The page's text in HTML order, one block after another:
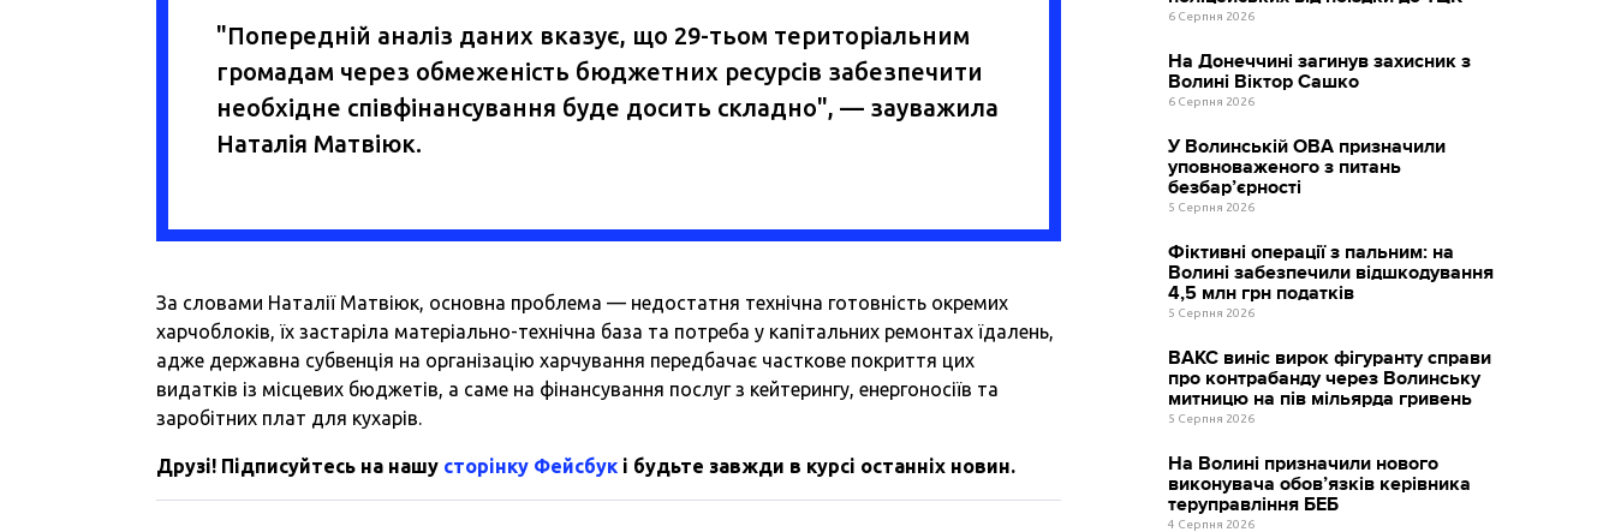
"Попередній аналіз даних вказує, що 29-тьом територіальним
громадам через обмеженість бюджетних ресурсів забезпечити
необхідне співфінансування буде досить складно", — зауважила
Наталія Матвіюк.
За словами Наталії Матвіюк, основна проблема — недостатня технічна готовність окремих
харчоблоків, їх застаріла матеріально-технічна база та потреба у капітальних ремонтах їдалень,
адже державна субвенція на організацію харчування передбачає часткове покриття цих
видатків із місцевих бюджетів, а саме на фінансування послуг з кейтерингу, енергоносіїв та
заробітних плат для кухарів.
Друзі! Підписуйтесь на нашу сторінку Фейсбук і будьте завжди в курсі останніх новин.
6 Серпня 2026
На Донеччині загинув захисник з
Волині Віктор Сашко
6 Серпня 2026
У Волинській ОВА призначили
уповноваженого з питань
безбар’єрності
5 Серпня 2026
Фіктивні операції з пальним: на
Волині забезпечили відшкодування
4,5 млн грн податків
5 Серпня 2026
ВАКС виніс вирок фігуранту справи
про контрабанду через Волинську
митницю на пів мільярда гривень
5 Серпня 2026
На Волині призначили нового
виконувача обов’язків керівника
теруправління БЕБ
4 Серпня 2026